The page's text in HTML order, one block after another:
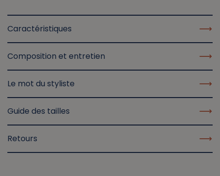
Caractéristiques
Composition et entretien
Le mot du styliste
Guide des tailles
Retours